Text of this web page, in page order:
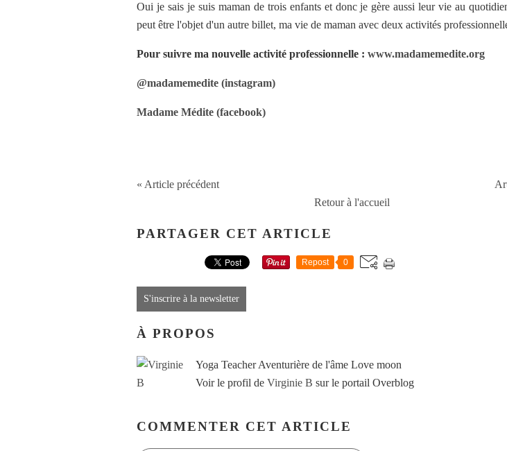
Oui je sais je suis maman de trois enfants et donc je gère aussi leur vie au
peut être l'objet d'un autre billet, ma vie de maman avec deux activités
Pour suivre ma nouvelle activité professionnelle : www.madamemedite.org
@madamemedite (instagram)
Madame Médite (facebook)
« Article précédent
Retour à l'accueil
PARTAGER CET ARTICLE
Repost 0
S'inscrire à la newsletter
À PROPOS
Yoga Teacher Aventurière de l'âme Love moon
Voir le profil de Virginie B sur le portail Overblog
COMMENTER CET ARTICLE